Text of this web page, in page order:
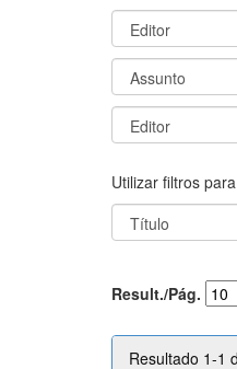
Utilizar filtros
Result./Pág.
Resultado 1-1